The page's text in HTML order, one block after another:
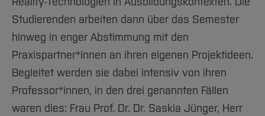
Studierenden arbeiten dann über das Semester
hinweg in enger Abstimmung mit den
Praxispartner*innen an ihren eigenen Projektideen.
Begleitet werden sie dabei intensiv von ihren
Professor*innen, in den drei genannten Fällen
waren dies: Frau Prof. Dr. Dr. Saskia Jünger, Herr